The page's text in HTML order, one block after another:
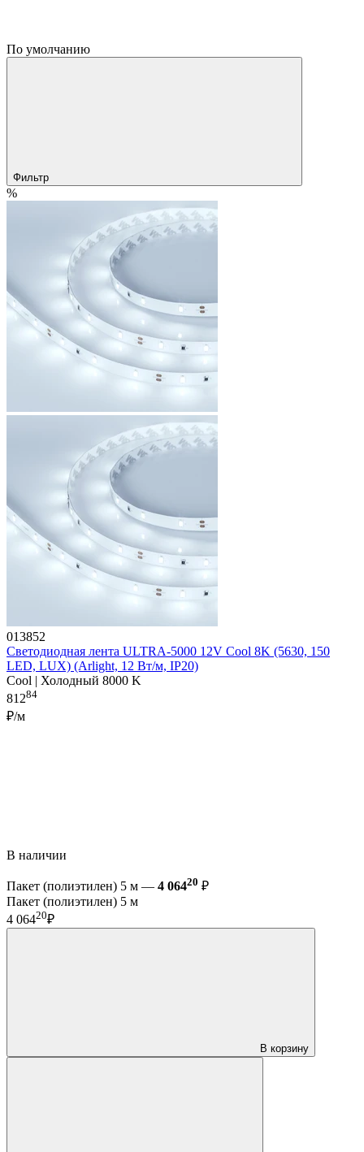
По умолчанию
Фильтр
%
013852
Светодиодная лента ULTRA-5000 12V Cool 8K (5630, 150
LED, LUX) (Arlight, 12 Вт/м, IP20)
Cool | Холодный 8000 K
81284
₽/м
В наличии
Пакет (полиэтилен) 5 м — 4 06420 ₽
Пакет (полиэтилен) 5 м
4 06420₽
В корзину